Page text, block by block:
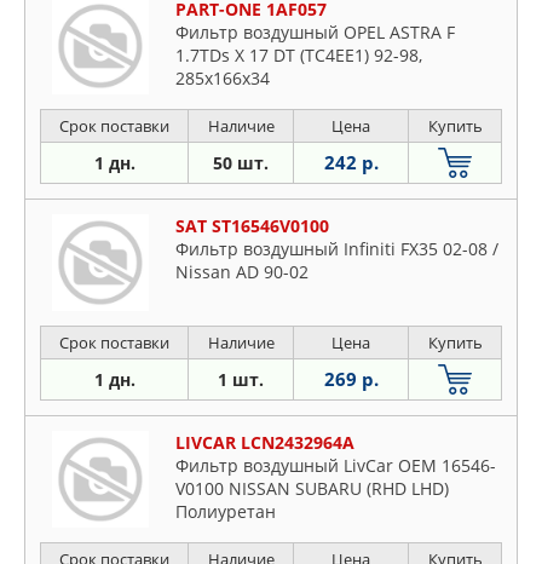
PART-ONE 1AF057
Фильтр воздушный OPEL ASTRA F
1.7TDs X 17 DT (TC4EE1) 92-98,
285x166x34
Срок поставки Наличие Цена Купить
1 дн. 50 шт. 242 р.
SAT ST16546V0100
Фильтр воздушный Infiniti FX35 02-08 /
Nissan AD 90-02
Срок поставки Наличие Цена Купить
1 дн. 1 шт. 269 р.
LIVCAR LCN2432964A
Фильтр воздушный LivCar ОЕМ 16546-
V0100 NISSAN SUBARU (RHD LHD)
Полиуретан